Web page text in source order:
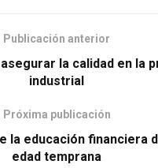
Publicación anterior
la calidad en la
industrial
Próxima publicación
la educación financiera
edad temprana